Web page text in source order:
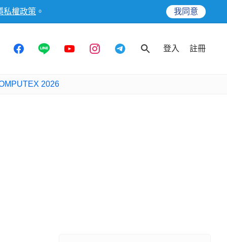
私權政策 。 我同意
登入 註冊
2026